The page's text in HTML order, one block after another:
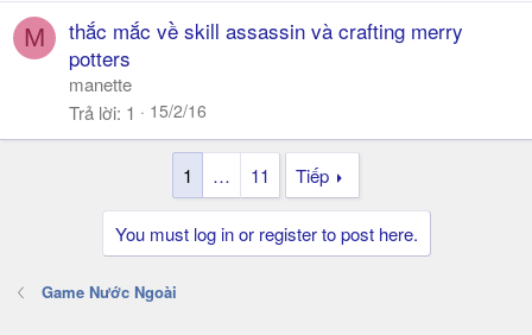
M
thắc mắc về skill assassin và crafting merry
potters
manette
Trả lời 1 15/2/16
1 … 11 Tiếp
You must log in or register to post here.
Game Nước Ngoài